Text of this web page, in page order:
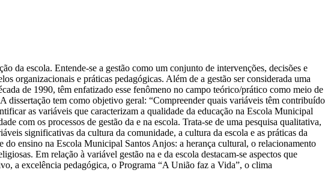
da escola. Entende-se a gestão como um conjunto de intervenções, decisões e
organizacionais e práticas pedagógicas. Além de a gestão ser considerada uma
de 1990, têm enfatizado esse fenômeno no campo teórico/prático como meio de
dissertação tem como objetivo geral: “Compreender quais variáveis têm contribuído
as variáveis que caracterizam a qualidade da educação na Escola Municipal
com os processos de gestão da e na escola. Trata-se de uma pesquisa qualitativa,
significativas da cultura da comunidade, a cultura da escola e as práticas da
do ensino na Escola Municipal Santos Anjos: a herança cultural, o relacionamento
Em relação à variável gestão na e da escola destacam-se aspectos que
a excelência pedagógica, o Programa “A União faz a Vida”, o clima